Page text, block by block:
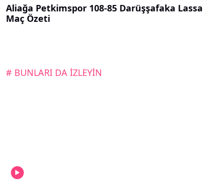
Aliağa Petkimspor 108-85 Darüşşafaka Lassa
Maç Özeti
# BUNLARI DA İZLEYİN